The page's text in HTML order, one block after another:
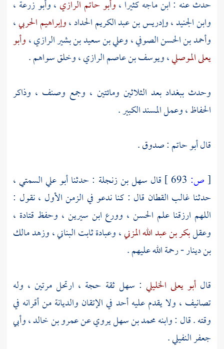
حدث عنه :ابن ماجهكثيرا ،وأبو حاتم الرازي ،وأبو زرعة ،
وابن الجنيد،وإدريس بن عبد الكريم الحداد،وإبراهيم الحربي،
وأحمد بن الحسن الصوفي،وعلي بن سعيد بن بشير الرازي،وأبو
يعلى الموصلي،ويوسف بن عاصم الرازي، وخلق سواهم .
وحدثببغدادبعد الثلاثين ومائتين ، وجمع وصنف ، وذاكر
الحفاظ ، وعمل المسند الكبير .
قالأبو حاتم: صدوق .
[ص: قال سهل بن زنجلة : حدثناأبو علي السمتي،
حدثنا غالب القطان قال : كنا ندعو في الزمن الأول ، نقول :
اللهم ارزقنا علم الحسن ، وورع ابن سيرين ، وحفظ قتادة ،
وعقلبكر بن عبد الله المزني، وعبادةثابت البناني، وزهدمالك
بن دينار- رحمة الله عليهم .
قالأبو يعلى الخليلي : سهل ثقة حجة ، ارتحل مرتين ، وله
تصانيف ، ولا يقدم عليه أحد في الإتقان والديانة من أقرانه في
وقته . قال : وابنهمحمد بن سهليروي عنعمرو بن خالد،وأبي
جعفر النفيلي.